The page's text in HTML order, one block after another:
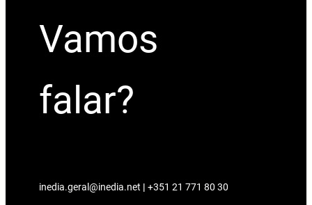
Vamos
falar?
inedia.geral@inedia.net | +351 21 771 80 30